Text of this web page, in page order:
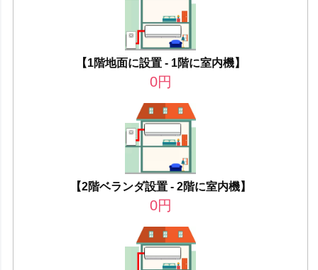
【1階地面に設置 - 1階に室内機】
0円
【2階ベランダ設置 - 2階に室内機】
0円